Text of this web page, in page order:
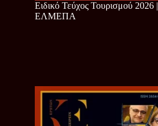
Ειδικό Τεύχος Τουρισμού 2026 |
ΕΛΜΕΠΑ